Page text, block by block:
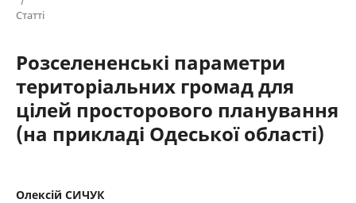
Статті
Розселененські параметри
територіальних громад для
цілей просторового планування
(на прикладі Одеської області)
Олексій СИЧУК